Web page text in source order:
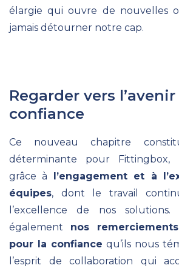
élargie qui ouvre de nouvelles
jamais détourner notre cap.
Regarder vers
confiance
Ce nouveau chapitre
déterminante pour Fittingbox,
grâce à l’engagement et à
équipes, dont le travail
l’excellence de nos solutions.
également nos
pour la confiance qu’ils nous
l’esprit de collaboration qui